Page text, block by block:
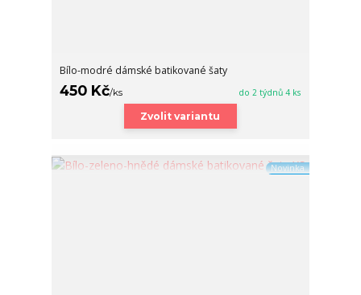
Bílo-modré dámské batikované šaty
450 Kč/ks do 2 týdnů 4 ks
Zvolit variantu
Novinka